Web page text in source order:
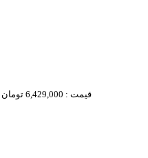
قیمت : 6,429,000 تومان